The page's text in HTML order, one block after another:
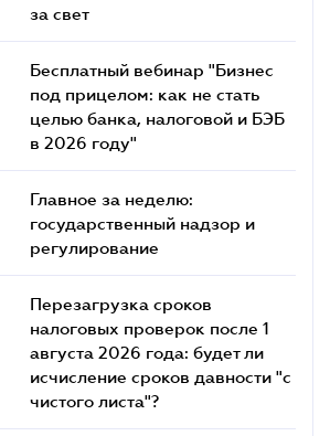
за свет
Бесплатный вебинар "Бизнес
под прицелом: как не стать
целью банка, налоговой и БЭБ
в 2026 году"
Главное за неделю:
государственный надзор и
регулирование
Перезагрузка сроков
налоговых проверок после 1
августа 2026 года: будет ли
исчисление сроков давности "с
чистого листа"?